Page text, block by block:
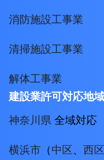
消防施設工事業
清掃施設工事業
解体工事業
建設業許可対応地域
神奈川県 全域対応
横浜市 （中区、 西区